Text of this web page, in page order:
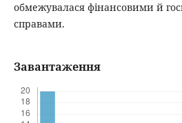
обмежувалася фінансовими й
справами.
Завантаження